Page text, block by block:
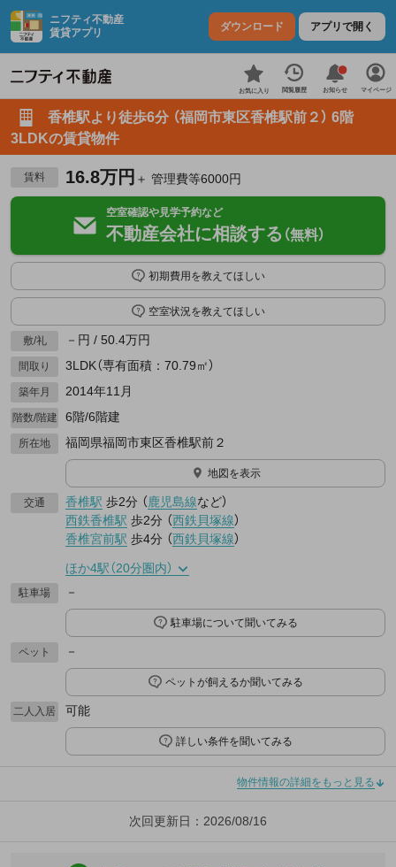
ニフティ不動産
賃貸アプリ
ダウンロード アプリで開く
お気に入り 閲覧履歴 お知らせ マイページ
香椎駅より徒歩6分 （福岡市東区香椎駅前２） 6階
3LDKの賃貸物件
賃料 16.8万円 ＋ 管理費等6000円
空室確認や見学予約など
不動産会社に相談する （無料）
初期費用を教えてほしい
空室状況を教えてほしい
敷/礼 －円 / 50.4万円
間取り 3LDK（専有面積：70.79㎡）
築年月 2014年11月
階数/階建 6階/6階建
所在地 福岡県福岡市東区香椎駅前２
地図を表示
交通 香椎駅 歩2分 （鹿児島線など）
西鉄香椎駅 歩2分 （西鉄貝塚線）
香椎宮前駅 歩4分 （西鉄貝塚線）
ほか4駅（20分圏内）
駐車場 －
駐車場について聞いてみる
ペット －
ペットが飼えるか聞いてみる
二人入居 可能
詳しい条件を聞いてみる
物件情報の詳細をもっと見る
次回更新日：2026/08/16